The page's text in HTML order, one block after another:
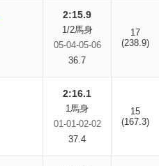
2:15.9
1/2馬身
05-04-05-06
36.7
17
(238.9)
2:16.1
1馬身
01-01-02-02
37.4
15
(167.3)